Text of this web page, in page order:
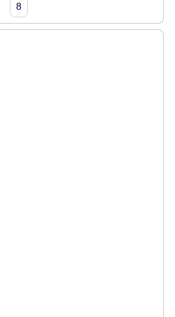
8